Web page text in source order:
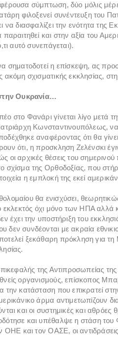
σύμπτωση, δύο μόλις
φιλοξενεί συνέντευξη του
να διασφαλίζει την ενότητα της
παραιτηθεί και στην αξία του
αυτό συνεπάγεται).
σηματοδοτεί η επίσκεψη, ας
ακόμη σχισματικής εκκλησίας,
Ουκρανία…
στο Φανάρι γίνεται λίγο μετά
Κωνσταντινουπόλεως,
αναφέροντας ότι θα
ότι, η προσκληση Ζελένσκι
οι αρχικές θέσεις του
σχίσμα της Ορθοδοξίας, που
η εμπλοκή της εκεί
θα ενισχύσει,
εκλεκτός όχι μόνο των ΗΠΑ αλλά
έχει την υποστήριξη του
συνδέονται με ακραία
ξεκάθαρη πρόκληση για
της Αντιπροσωπείας
οργανισμούς, επίσκοπος
την κατάσταση που επικρατεί
άρμα αντιμετωπίζουν
και οι συστημικές και αθρόες
και υπέθαλψε η στάση του
ΟΗΕ και τον ΟΑΣΕ, οι